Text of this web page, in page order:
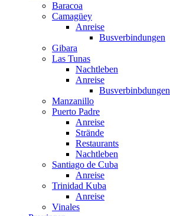
Baracoa
Camagüey
Anreise
Busverbindungen
Gibara
Las Tunas
Nachtleben
Anreise
Busverbinbdungen
Manzanillo
Puerto Padre
Anreise
Strände
Restaurants
Nachtleben
Santiago de Cuba
Anreise
Trinidad Kuba
Anreise
Vinales